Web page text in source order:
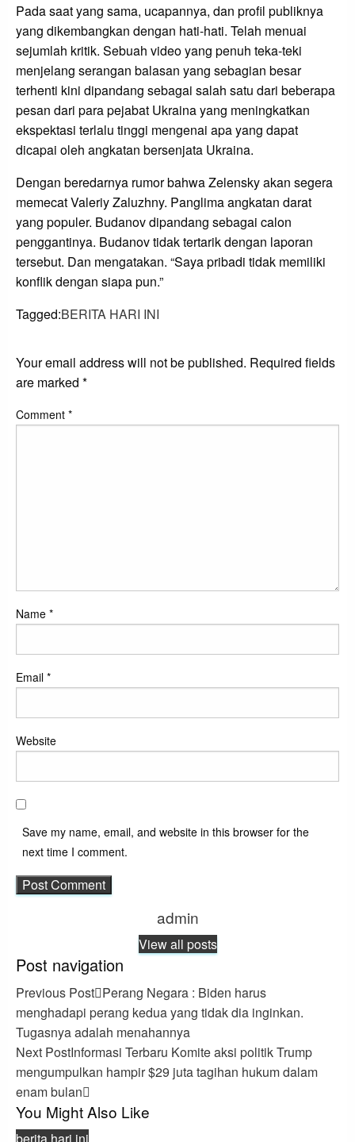
Pada saat yang sama, ucapannya, dan profil publiknya
yang dikembangkan dengan hati-hati. Telah menuai
sejumlah kritik. Sebuah video yang penuh teka-teki
menjelang serangan balasan yang sebagian besar
terhenti kini dipandang sebagai salah satu dari beberapa
pesan dari para pejabat Ukraina yang meningkatkan
ekspektasi terlalu tinggi mengenai apa yang dapat
dicapai oleh angkatan bersenjata Ukraina.
Dengan beredarnya rumor bahwa Zelensky akan segera
memecat Valeriy Zaluzhny. Panglima angkatan darat
yang populer. Budanov dipandang sebagai calon
penggantinya. Budanov tidak tertarik dengan laporan
tersebut. Dan mengatakan. “Saya pribadi tidak memiliki
konflik dengan siapa pun.”
Tagged:BERITA HARI INI
Your email address will not be published. Required fields
are marked *
Comment *
Name *
Email *
Website
Save my name, email, and website in this browser for the
next time I comment.
admin
View all posts
Post navigation
Previous Post Perang Negara : Biden harus
menghadapi perang kedua yang tidak dia inginkan.
Tugasnya adalah menahannya
Next PostInformasi Terbaru Komite aksi politik Trump
mengumpulkan hampir $29 juta tagihan hukum dalam
enam bulan
You Might Also Like